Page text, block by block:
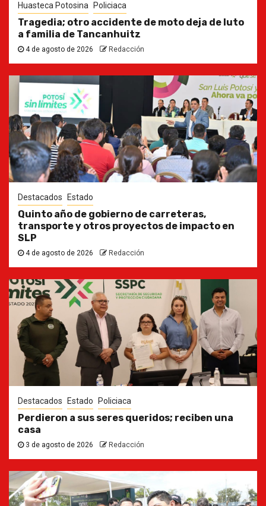
Huasteca Potosina Policiaca
Tragedia; otro accidente de moto deja de luto
a familia de Tancanhuitz
4 de agosto de 2026 Redacción
Destacados Estado
Quinto año de gobierno de carreteras,
transporte y otros proyectos de impacto en
SLP
4 de agosto de 2026 Redacción
Destacados Estado Policiaca
Perdieron a sus seres queridos; reciben una
casa
3 de agosto de 2026 Redacción